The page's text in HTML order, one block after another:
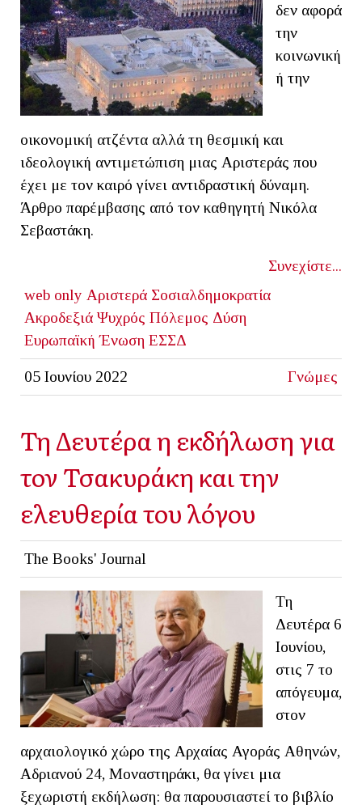
δεν αφορά
την
κοινωνική
ή την
οικονομική ατζέντα αλλά τη θεσμική και
ιδεολογική αντιμετώπιση μιας Αριστεράς που
έχει με τον καιρό γίνει αντιδραστική δύναμη.
Άρθρο παρέμβασης από τον καθηγητή Νικόλα
Σεβαστάκη.
Συνεχίστε...
web only Αριστερά Σοσιαλδημοκρατία
Ακροδεξιά Ψυχρός Πόλεμος Δύση
Ευρωπαϊκή Ένωση ΕΣΣΔ
05 Ιουνίου 2022 Γνώμες
Τη Δευτέρα η εκδήλωση για
τον Τσακυράκη και την
ελευθερία του λόγου
The Books' Journal
Τη
Δευτέρα 6
Ιουνίου,
στις 7 το
απόγευμα,
στον
αρχαιολογικό χώρο της Αρχαίας Αγοράς Αθηνών,
Αδριανού 24, Μοναστηράκι, θα γίνει μια
ξεχωριστή εκδήλωση: θα παρουσιαστεί το βιβλίο